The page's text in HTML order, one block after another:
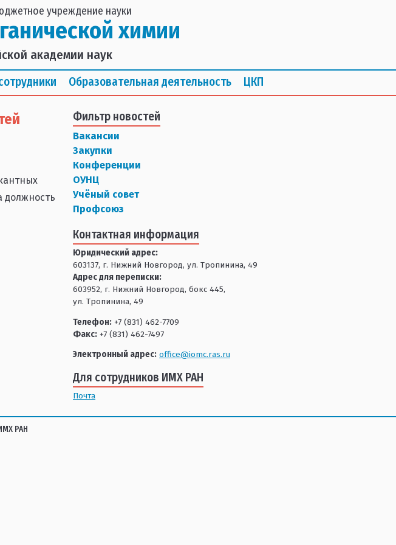
учреждение науки
химии
академии наук
Образовательная деятельность ЦКП
должность
Фильтр новостей
Вакансии
Закупки
Конференции
ОУНЦ
Учёный совет
Профсоюз
Контактная информация
Юридический адрес:
603137, г. Нижний Новгород, ул. Тропинина, 49
Адрес для переписки:
603952, г. Нижний Новгород, бокс 445,
ул. Тропинина, 49
Телефон: +7 (831) 462-7709
Факс: +7 (831) 462-7497
Электронный адрес: office@iomc.ras.ru
Для сотрудников ИМХ РАН
Почта
РАН